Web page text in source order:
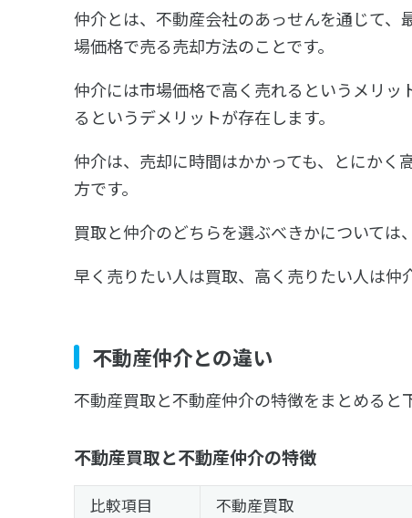
仲介とは、不動産会社のあっせんを通じて
場価格で売る売却方法のことです。
仲介には市場価格で高く売れるというメリ
るというデメリットが存在します。
仲介は、売却に時間はかかっても、とにかく
方です。
買取と仲介のどちらを選ぶべきかについては
早く売りたい人は買取、高く売りたい人は仲
不動産仲介との違い
不動産買取と不動産仲介の特徴をまとめると
不動産買取と不動産仲介の特徴
比較項目 不動産買取